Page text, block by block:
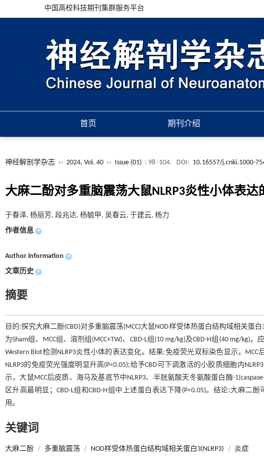
中国高校科技期刊集群服务平台
首页 期刊介绍
神经解剖学杂志 ›› 2024, Vol. 40 ›› Issue (01) : 98 -104. DOI: 10.16557/j.cnki.1000-
大麻二酚对多重脑震荡大鼠NLRP3炎性小体表达
于春泽, 杨丽芳, 段兆达, 杨毓甲, 吴春云, 于建云, 杨力
作者信息 +
Author information +
文章历史 +
摘要
目的:探究大麻二酚(CBD)对多重脑震荡(MCC)大鼠NOD样受体热蛋白结构域相关蛋
为Sham组、MCC组、溶剂组(MCC+TW)、CBD-L组(10 mg/kg)及CBD-H组(40 mg/
Western Blot检测NLRP3炎性小体的表达变化。结果:免疫荧光双标染色显示，
NLRP3的免疫荧光强度明显升高(P<0.05);给予CBD可下调激活的小胶质细胞内
示，大鼠MCC后皮质、海马及基底节中NLRP3、半胱氨酸天冬氨酸蛋白酶-
区升高最明显；CBD-L组和CBD-H组中上述蛋白表达下降(P<0.05)。结论:大麻二
用。
关键词
大麻二酚 / 多重脑震荡 / NOD样受体热蛋白结构域相关蛋白3(NLRP3) / 炎症